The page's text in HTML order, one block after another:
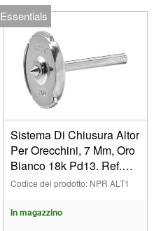
Essentials
Sistema Di Chiusura Altor
Per Orecchini, 7 Mm, Oro
Bianco 18k Pd13. Ref.
Alt01, Il Pezzo
Codice del prodotto: NPR ALT1
In magazzino